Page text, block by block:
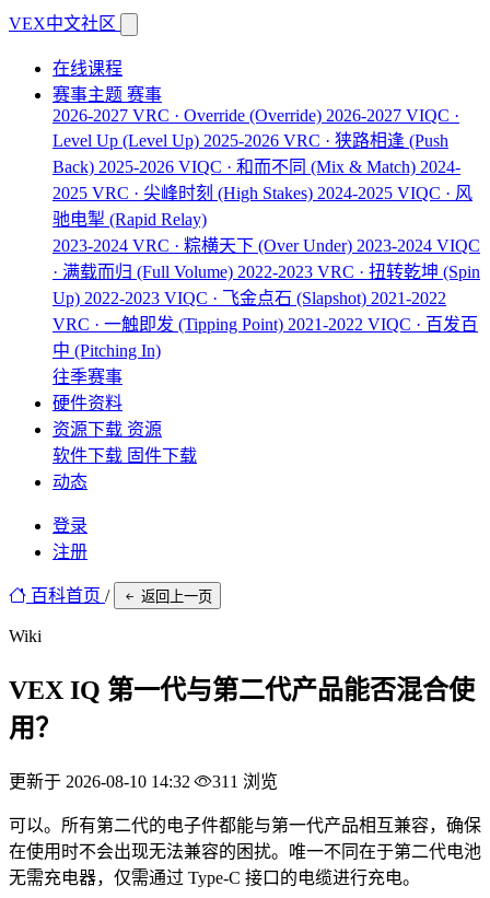
VEX中文社区
在线课程
赛事主题 赛事
2026-2027 VRC · Override (Override) 2026-2027 VIQC ·
Level Up (Level Up) 2025-2026 VRC · 狭路相逢 (Push
Back) 2025-2026 VIQC · 和而不同 (Mix & Match) 2024-
2025 VRC · 尖峰时刻 (High Stakes) 2024-2025 VIQC · 风
驰电掣 (Rapid Relay)
2023-2024 VRC · 粽横天下 (Over Under) 2023-2024 VIQC
· 满载而归 (Full Volume) 2022-2023 VRC · 扭转乾坤 (Spin
Up) 2022-2023 VIQC · 飞金点石 (Slapshot) 2021-2022
VRC · 一触即发 (Tipping Point) 2021-2022 VIQC · 百发百
中 (Pitching In)
往季赛事
硬件资料
资源下载 资源
软件下载 固件下载
动态
登录
注册
百科首页 / 返回上一页
Wiki
VEX IQ 第一代与第二代产品能否混合使
用？
更新于 2026-08-10 14:32 311 浏览
可以。所有第二代的电子件都能与第一代产品相互兼容，确保
在使用时不会出现无法兼容的困扰。唯一不同在于第二代电池
无需充电器，仅需通过 Type-C 接口的电缆进行充电。